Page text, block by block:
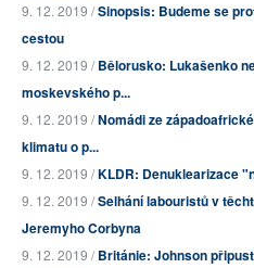
9. 12. 2019 /Sinopsis: Budeme se
cestou
9. 12. 2019 /Bělorusko: Lukašenko
moskevského p...
9. 12. 2019 /Nomádi ze
klimatu o p...
9. 12. 2019 /KLDR: Denuklearizace
9. 12. 2019 /Selhání labouristů v
Jeremyho Corbyna
9. 12. 2019 /Británie: Johnson